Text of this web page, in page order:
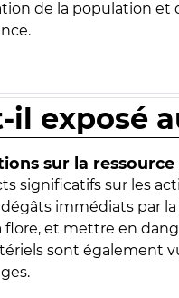
de la population et
exposé
sur la ressource
significatifs sur les
immédiats par
et mettre en
sont également